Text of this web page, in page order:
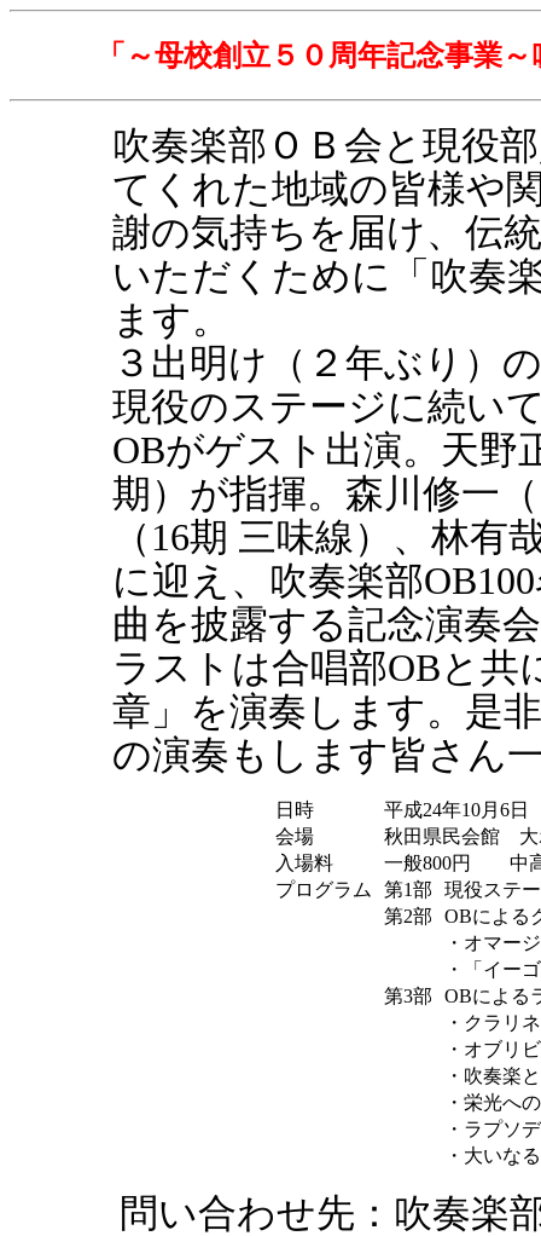
「～母校創立５０周年記念事業
吹奏楽部ＯＢ会と現役
てくれた地域の皆様や
謝の気持ちを届け、伝
いただくために「吹奏
ます。
３出明け（２年ぶり）
現役のステージに続い
OBがゲスト出演。天野
期）が指揮。森川修一
（16期 三味線）、林
に迎え、吹奏楽部
曲を披露する記念演奏
ラストは合唱部OBと共
章」を演奏します。是
の演奏もします皆さん
日時
平成24年10月6
会場
秋田県民会館 大
入場料
一般800円 中
プログラム
第1部
現役ステ
第2部
OBによる
・オマー
・「イー
第3部
OBによる
・クラリ
・オブリ
・吹奏楽
・栄光へ
・ラプソ
・大いな
問い合わせ先：吹奏